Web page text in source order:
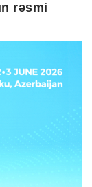
rəsmi